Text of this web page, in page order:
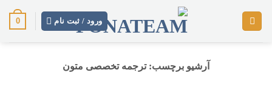
ورود / ثبت نام 0
آرشیو برچسب:ترجمه تخصصی متون